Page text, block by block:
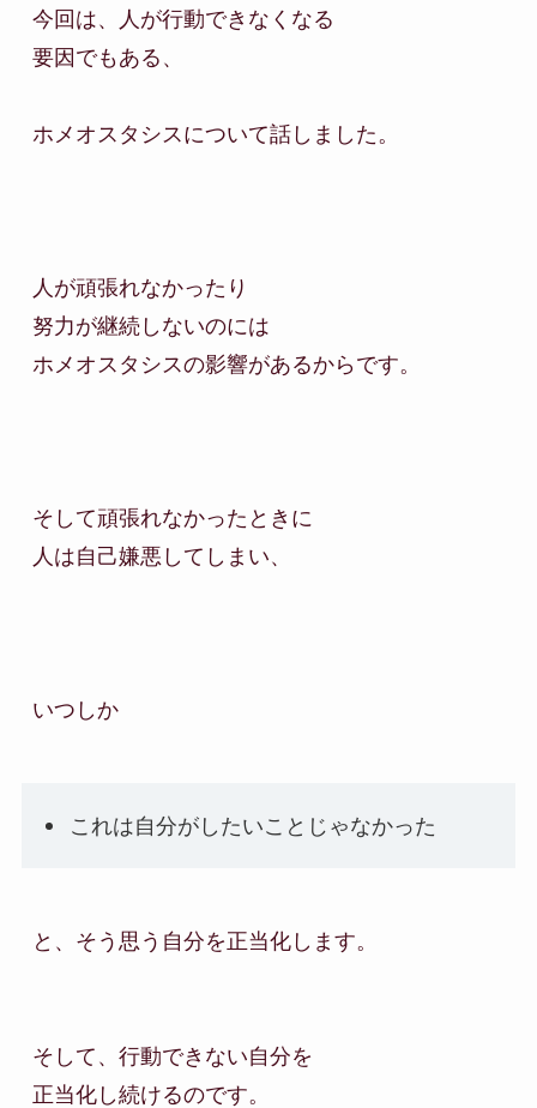
今回は、人が行動できなくなる
要因でもある、
ホメオスタシスについて話しました。
人が頑張れなかったり
努力が継続しないのには
ホメオスタシスの影響があるからです。
そして頑張れなかったときに
人は自己嫌悪してしまい、
いつしか
これは自分がしたいことじゃなかった
と、そう思う自分を正当化します。
そして、行動できない自分を
正当化し続けるのです。